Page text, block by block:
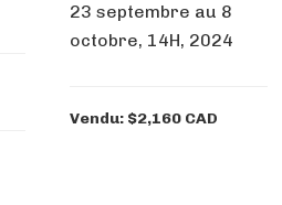
23 septembre au 8
octobre, 14H, 2024
Vendu: $2,160 CAD